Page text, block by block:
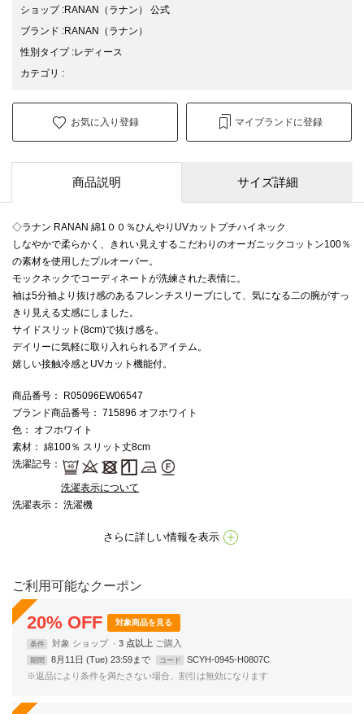
ショップ:RANAN（ラナン） 公式
ブランド :RANAN （ラナン）
性別タイプ:レディース
カテゴリ :
お気に入り登録 マイブランドに登録
商品説明 サイズ詳細
◇ラナン RANAN 綿1００％ひんやりUVカットプチハイネック
しなやかで柔らかく、きれい見えするこだわりのオーガニックコットン100％
の素材を使用したプルオーバー。
モックネックでコーディネートが洗練された表情に。
袖は5分袖より抜け感のあるフレンチスリーブにして、気になる二の腕がすっ
きり見える丈感にしました。
サイドスリット(8cm)で抜け感を。
デイリーに気軽に取り入れられるアイテム。
嬉しい接触冷感とUVカット機能付。
商品番号 ： R05096EW06547
ブランド商品番号 ： 715896 オフホワイト
色 ： オフホワイト
素材 ： 綿100％ スリット丈8cm
洗濯記号 ：
洗濯表示について
洗濯表示 ： 洗濯機
さらに詳しい情報を表示
ご利用可能なクーポン
20% OFF 対象商品を見る
条件 対象 ショップ 3 点以上
期間 8月11日 (Tue) 23:59まで コード
SCYH-0945-H0807C
※返品により条件を満たさない場合、割引は無効になります